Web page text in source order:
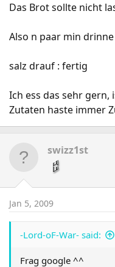
Das Brot sollte nicht
Also n paar min
salz drauf : fertig
Ich ess das sehr gern,
Zutaten haste immer
swizz1st
Jan 5, 2009
-Lord-oF-War- said:
Frag google ^^